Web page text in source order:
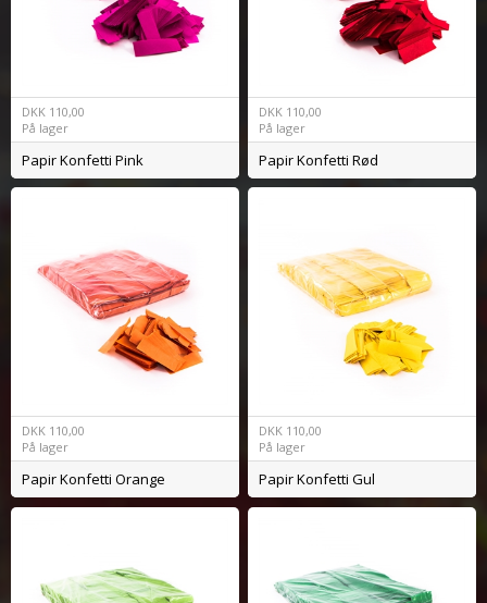
DKK 110,00
På lager
Papir Konfetti Pink
DKK 110,00
På lager
Papir Konfetti Rød
DKK 110,00
På lager
Papir Konfetti Orange
DKK 110,00
På lager
Papir Konfetti Gul